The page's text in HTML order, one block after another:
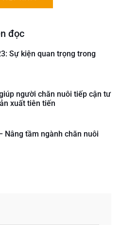
đọc
Sự kiện quan trọng trong
người chăn nuôi tiếp cận tư
xuất tiên tiến
Nâng tầm ngành chăn nuôi